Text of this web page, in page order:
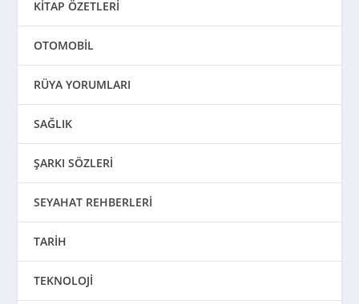
KİTAP ÖZETLERİ
OTOMOBİL
RÜYA YORUMLARI
SAĞLIK
ŞARKI SÖZLERİ
SEYAHAT REHBERLERİ
TARİH
TEKNOLOJİ